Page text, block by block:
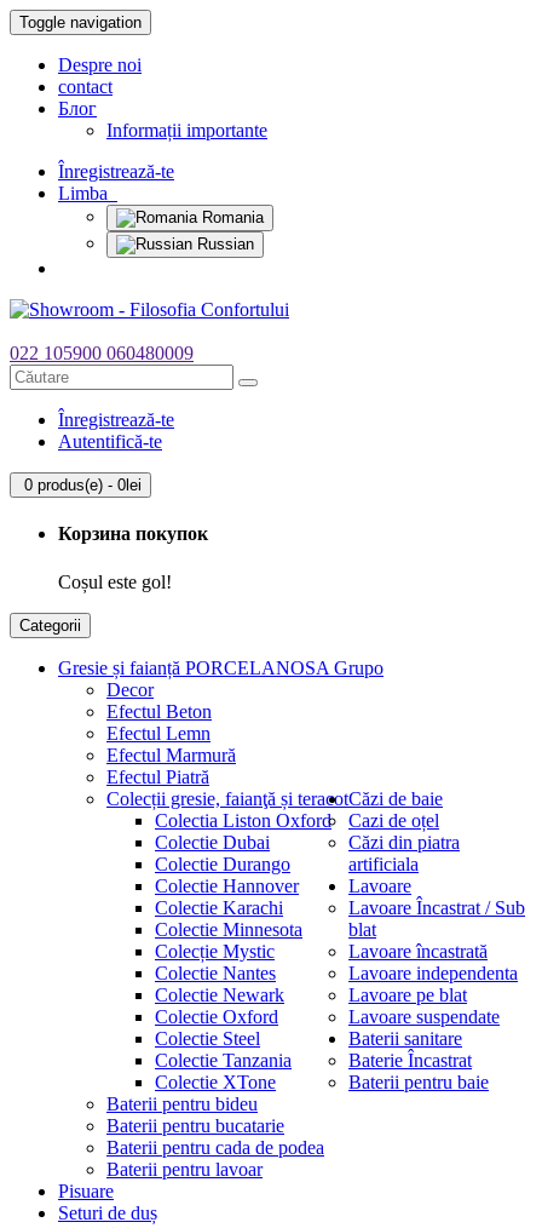
Toggle navigation
Despre noi
contact
Блог
Informații importante
Înregistrează-te
Limba
Romania
Russian
022 105900 060480009
Înregistrează-te
Autentifică-te
0 produs(e) - 0lei
Корзина покупок
Coșul este gol!
Categorii
Gresie și faianță PORCELANOSA Grupo
Decor
Efectul Beton
Efectul Lemn
Efectul Marmură
Efectul Piatră
Colecții gresie, faianţă și teracot
Colectia Liston Oxford
Colectie Dubai
Colectie Durango
Colectie Hannover
Colectie Karachi
Colectie Minnesota
Colecție Mystic
Colectie Nantes
Colectie Newark
Colectie Oxford
Colectie Steel
Colectie Tanzania
Colectie XTone
Căzi de baie
Cazi de oțel
Căzi din piatra
artificiala
Lavoare
Lavoare Încastrat / Sub
blat
Lavoare încastrată
Lavoare independenta
Lavoare pe blat
Lavoare suspendate
Baterii sanitare
Baterie Încastrat
Baterii pentru baie
Baterii pentru bideu
Baterii pentru bucatarie
Baterii pentru cada de podea
Baterii pentru lavoar
Pisuare
Seturi de duș